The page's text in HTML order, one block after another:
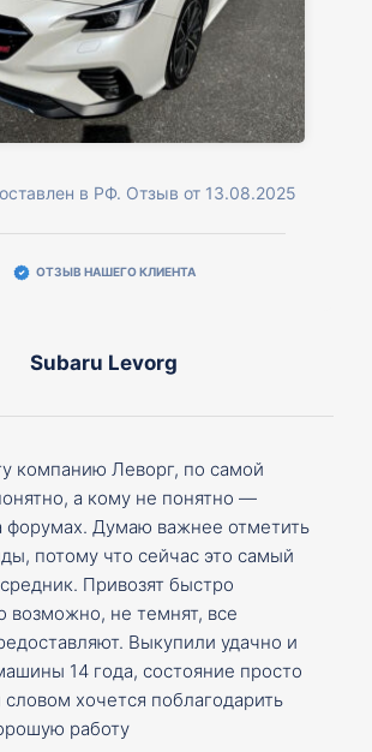
в РФ. Отзыв от 13.08.2025
ОТЗЫВ НАШЕГО КЛИЕНТА
Subaru Levorg
компанию Леворг, по самой
а кому не понятно —
форумах. Думаю важнее отметить
потому что сейчас это самый
Привозят быстро
возможно, не темнят, все
Выкупили удачно и
14 года, состояние просто
хочется поблагодарить
работу